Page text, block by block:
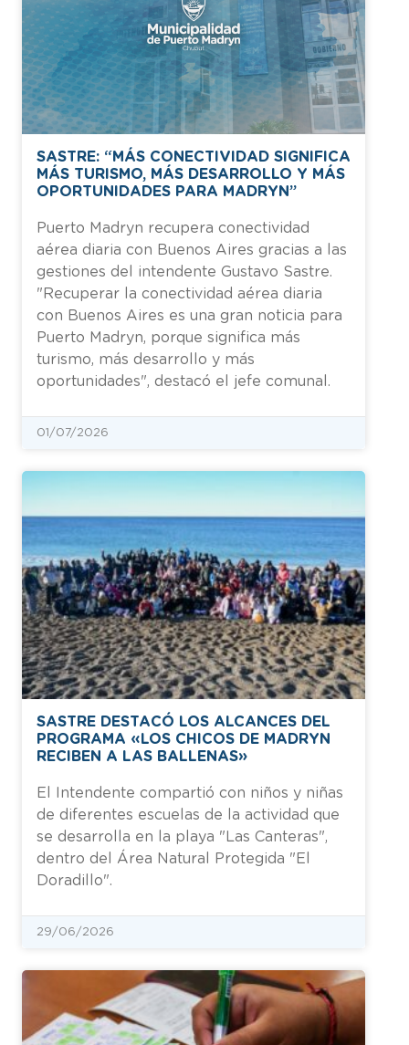
SASTRE: “MÁS CONECTIVIDAD SIGNIFICA
MÁS TURISMO, MÁS DESARROLLO Y MÁS
OPORTUNIDADES PARA MADRYN”
Puerto Madryn recupera conectividad
aérea diaria con Buenos Aires gracias a las
gestiones del intendente Gustavo Sastre.
"Recuperar la conectividad aérea diaria
con Buenos Aires es una gran noticia para
Puerto Madryn, porque significa más
turismo, más desarrollo y más
oportunidades", destacó el jefe comunal.
01/07/2026
SASTRE DESTACÓ LOS ALCANCES DEL
PROGRAMA «LOS CHICOS DE MADRYN
RECIBEN A LAS BALLENAS»
El Intendente compartió con niños y niñas
de diferentes escuelas de la actividad que
se desarrolla en la playa "Las Canteras",
dentro del Área Natural Protegida "El
Doradillo".
29/06/2026